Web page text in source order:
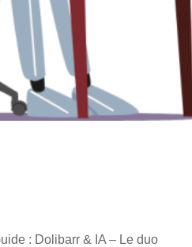
: Dolibarr & IA – Le duo